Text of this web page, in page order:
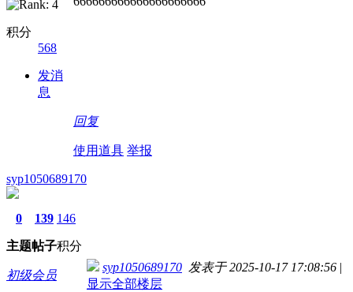
积分
568
发消
息
回复
使用道具 举报
syp1050689170
0
主题
139
帖子
146
积分
初级会员
syp1050689170 发表于 2025-10-17 17:08:56 |
显示全部楼层